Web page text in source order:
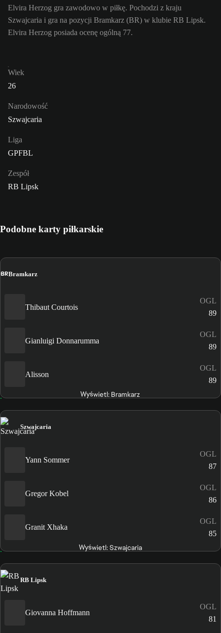
Elvira Herzog gra zawodowo w piłkę. Pochodzi z kraju
Szwajcaria i gra na pozycji Bramkarz (BR) w klubie RB Lipsk.
Elvira Herzog posiada ocenę ogólną 77.
Wiek
26
Narodowość
Szwajcaria
Liga
GPFBL
Zespół
RB Lipsk
Podobne karty piłkarskie
BRBramkarz
Thibaut Courtois
OGL
89
Gianluigi Donnarumma
OGL
89
Alisson
OGL
89
Wyświetl: Bramkarz
Szwajcaria
Yann Sommer
OGL
87
Gregor Kobel
OGL
86
Granit Xhaka
OGL
85
Wyświetl: Szwajcaria
RB Lipsk
Giovanna Hoffmann
OGL
81